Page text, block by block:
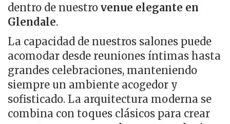
dentro de nuestro venue elegante en
Glendale.
La capacidad de nuestros salones puede
acomodar desde reuniones íntimas hasta
grandes celebraciones, manteniendo
siempre un ambiente acogedor y
sofisticado. La arquitectura moderna se
combina con toques clásicos para crear